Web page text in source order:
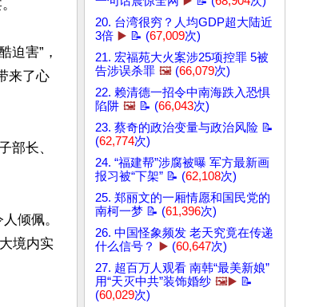
迫害”，
来了心
部长、
倾佩。
境内实
20. 台湾很穷？人均GDP超大陆近
3倍 ▶️ 📝 (67,009次)
21. 宏福苑大火案涉25项控罪 5被
告涉误杀罪 🖼️ (66,079次)
22. 赖清德一招令中南海跌入恐惧
陷阱 🖼️ 📝 (66,043次)
23. 蔡奇的政治变量与政治风险 📝
(62,774次)
24. “福建帮”涉腐被曝 军方最新画
报习被“下架” 📝 (62,108次)
25. 郑丽文的一厢情愿和国民党的
南柯一梦 📝 (61,396次)
26. 中国怪象频发 老天究竟在传递
什么信号？
▶️ (60,647次)
27. 超百万人观看 南韩“最美新娘”
用“天灭中共”装饰婚纱 🖼️▶️ 📝
(60,029次)